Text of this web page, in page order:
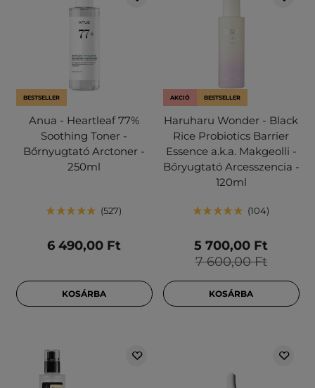
BESTSELLER
Anua - Heartleaf 77%
Soothing Toner -
Bőrnyugtató Arctoner -
250ml
527
6 490,00 Ft
KOSÁRBA
AKCIÓ BESTSELLER
Haruharu Wonder - Black
Rice Probiotics Barrier
Essence a.k.a. Makgeolli -
Bőryugtató Arcesszencia -
120ml
104
7 600,00 Ft
5 700,00 Ft
KOSÁRBA